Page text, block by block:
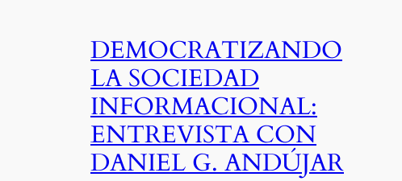
DEMOCRATIZANDO
LA SOCIEDAD
INFORMACIONAL:
ENTREVISTA CON
DANIEL G. ANDÚJAR